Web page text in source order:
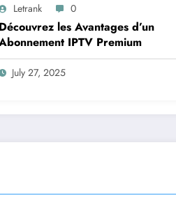
Letrank 0
Découvrez les Avantages d’un
IPTV Premium
July 27, 2025